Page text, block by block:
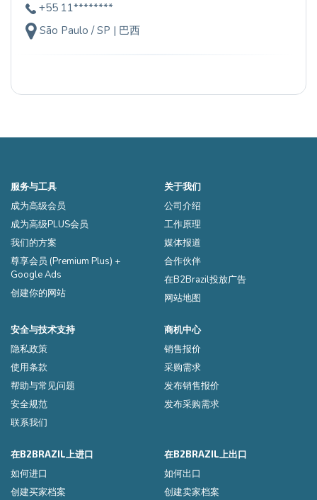
+55 11********
São Paulo / SP | 巴西
服务与工具
成为高级会员
成为高级PLUS会员
我们的方案
尊享会员 (Premium Plus) +
Google Ads
创建你的网站
关于我们
公司介绍
工作原理
媒体报道
合作伙伴
在B2Brazil投放广告
网站地图
安全与技术支持
隐私政策
使用条款
帮助与常见问题
安全规范
联系我们
商机中心
销售报价
采购需求
发布销售报价
发布采购需求
在B2BRAZIL上进口
如何进口
创建买家档案
在B2BRAZIL上出口
如何出口
创建卖家档案